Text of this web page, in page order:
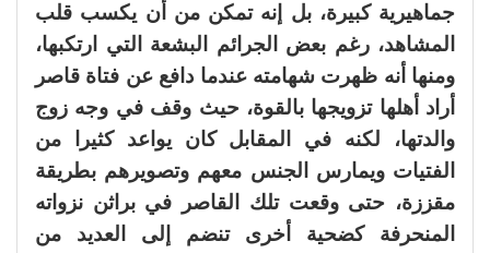
جماهيرية كبيرة، بل إنه تمكن من أن يكسب قلب
المشاهد، رغم بعض الجرائم البشعة التي ارتكبها،
ومنها أنه ظهرت شهامته عندما دافع عن فتاة قاصر
أراد أهلها تزويجها بالقوة، حيث وقف في وجه زوج
والدتها، لكنه في المقابل كان يواعد كثيرا من
الفتيات ويمارس الجنس معهم وتصويرهم بطريقة
مقززة، حتى وقعت تلك القاصر في براثن نزواته
المنحرفة كضحية أخرى تنضم إلى العديد من